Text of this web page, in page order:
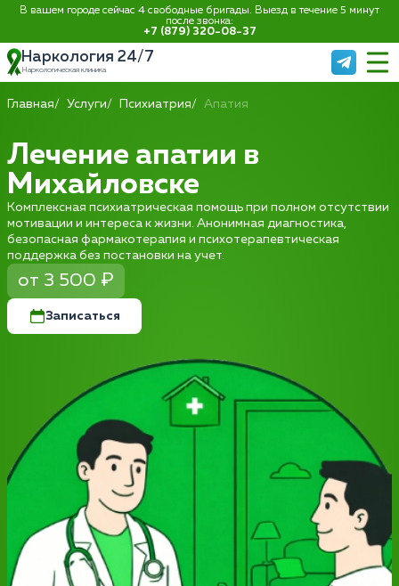
В вашем городе сейчас 4 свободные бригады. Выезд в течение 5 минут
после звонка:
+7 (879) 320-08-37
Наркология 24/7
Наркологическая клиника
Главная Услуги Психиатрия Апатия
Лечение апатии в
Михайловске
Комплексная психиатрическая помощь при полном отсутствии
мотивации и интереса к жизни. Анонимная диагностика,
безопасная фармакотерапия и психотерапевтическая
поддержка без постановки на учет.
от 3 500 ₽
Записаться